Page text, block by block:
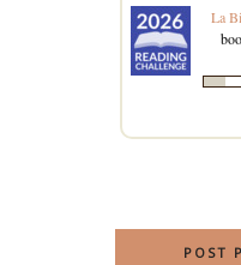
La
POST